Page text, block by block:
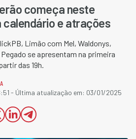
começa neste
calendário e atrações
Limão com Mel, Waldonys,
se apresentam na primeira
das 19h.
- Última atualização em: 03/01/2025